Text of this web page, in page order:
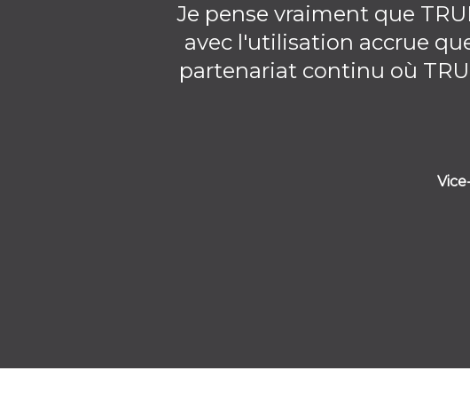
Je pense vraiment que
avec l'utilisation accrue
partenariat continu où